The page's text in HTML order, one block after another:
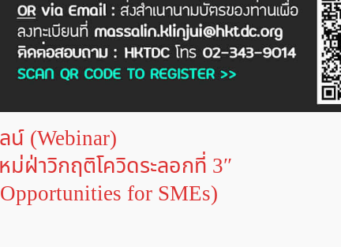
(Webinar)
ฝ่าวิกฤติโควิดระลอกที่ 3″
for SMEs)